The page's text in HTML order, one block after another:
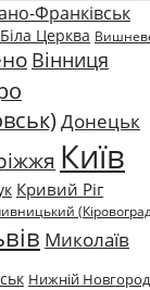
Франківськ
Біла Церква
Вінниця
Донецьк
Київ
Кривий Ріг
Миколаїв
Нижній Новгород